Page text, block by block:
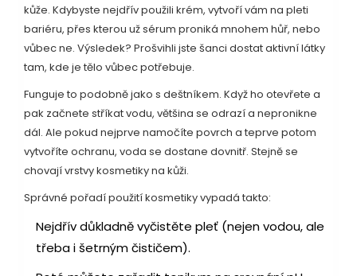
kůže. Kdybyste nejdřív použili krém, vytvoří vám na pleti
bariéru, přes kterou už sérum proniká mnohem hůř, nebo
vůbec ne. Výsledek? Prošvihli jste šanci dostat aktivní látky
tam, kde je tělo vůbec potřebuje.
Funguje to podobně jako s deštníkem. Když ho otevřete a
pak začnete stříkat vodu, většina se odrazí a nepronikne
dál. Ale pokud nejprve namočíte povrch a teprve potom
vytvoříte ochranu, voda se dostane dovnitř. Stejně se
chovají vrstvy kosmetiky na kůži.
Správné pořadí použití kosmetiky vypadá takto:
Nejdřív důkladně vyčistěte pleť (nejen vodou, ale
třeba i šetrným čističem).